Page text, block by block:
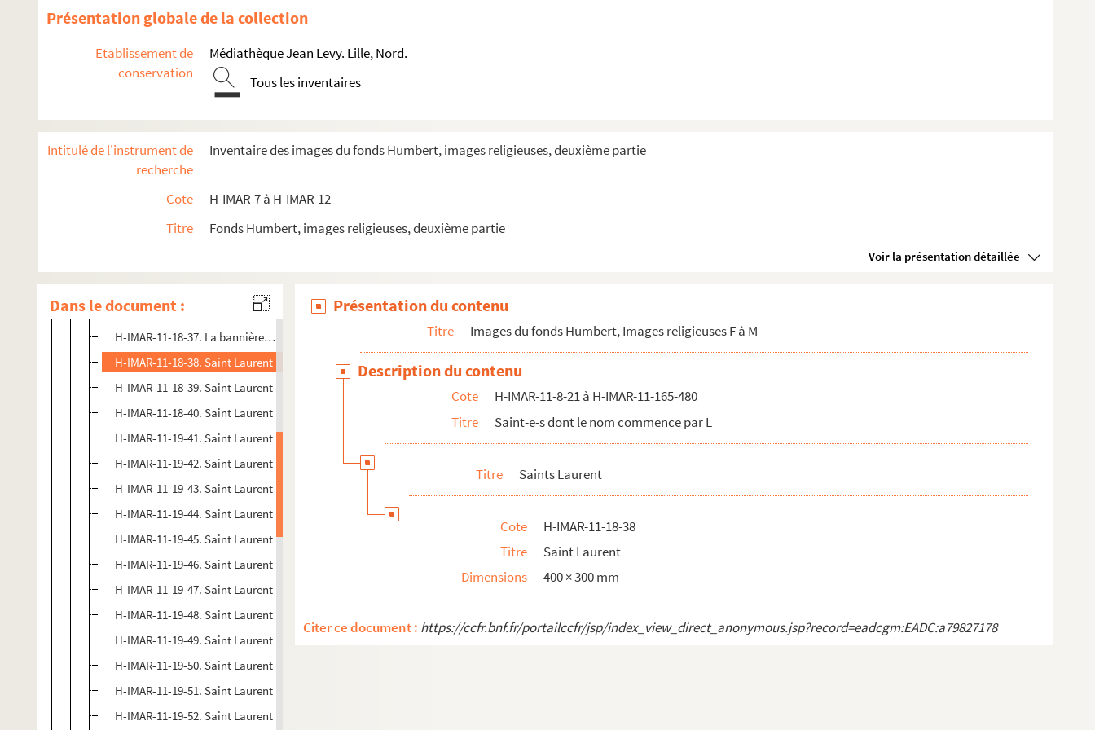
Présentation globale de la collection
Etablissement de
conservation
Médiathèque Jean Levy. Lille, Nord.
Tous les inventaires
Intitulé de l'instrument de
recherche
Inventaire des images du fonds Humbert, images religieuses, deuxième partie
Cote
H-IMAR-7 à H-IMAR-12
Titre
Fonds Humbert, images religieuses, deuxième partie
Voir la présentation détaillée
Dans le document :
H-IMAR-11-11-24. Saint Laurent, archevêque de Dublin
H-IMAR-11-11-26. Saint Laurent, archevêque de Dublin
H-IMAR-11-11-27. Saint Laurian, martyr
H-IMAR-11-13-29. Saint Laurent de Brindes
H-IMAR-11-13-30. Saint Laurent de Brindes
H-IMAR-11-15-33. Saint Laurent, diacre et martyr
H-IMAR-11-17-35. Saint Laurent
H-IMAR-11-18-36. Saint Laurent
H-IMAR-11-18-37. La bannière des rôtisseurs à Paris en 1699 repésentant le martyre de saint Laurent, leur patron
H-IMAR-11-18-38. Saint Laurent
H-IMAR-11-18-39. Saint Laurent
H-IMAR-11-18-40. Saint Laurent
H-IMAR-11-19-41. Saint Laurent
H-IMAR-11-19-42. Saint Laurent
H-IMAR-11-19-43. Saint Laurent
H-IMAR-11-19-44. Saint Laurent
H-IMAR-11-19-45. Saint Laurent
H-IMAR-11-19-46. Saint Laurent
H-IMAR-11-19-47. Saint Laurent
H-IMAR-11-19-48. Saint Laurent
H-IMAR-11-19-49. Saint Laurent
H-IMAR-11-19-50. Saint Laurent
H-IMAR-11-19-51. Saint Laurent
H-IMAR-11-19-52. Saint Laurent
Présentation du contenu
Titre Images du fonds Humbert, Images religieuses F à M
Description du contenu
Cote
H-IMAR-11-8-21 à H-IMAR-11-165-480
Titre
Saint-e-s dont le nom commence par L
Titre Saints Laurent
Cote
H-IMAR-11-18-38
Titre
Saint Laurent
Dimensions
400 × 300 mm
Citer ce document : https://ccfr.bnf.fr/portailccfr/jsp/index_view_direct_anonymous.jsp?record=eadcgm:EADC:a79827178